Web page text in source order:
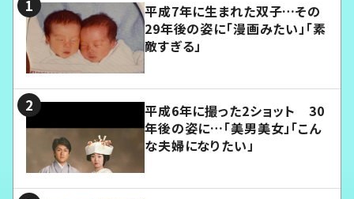
平成7年に生まれた双子…その
29年後の姿に「漫画みたい」「素
敵すぎる」
平成6年に撮った2ショット 30
年後の姿に…「美男美女」「こん
な夫婦になりたい」